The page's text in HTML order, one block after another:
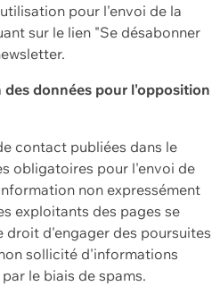
pour l'envoi de la
sur le lien "Se désabonner
données pour l'opposition
contact publiées dans le
obligatoires pour l'envoi de
non expressément
exploitants des pages se
droit d'engager des poursuites
sollicité d'informations
le biais de spams.